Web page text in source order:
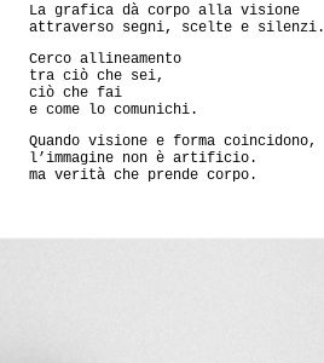
La grafica dà corpo alla visione
attraverso segni, scelte e silenzi.
Cerco allineamento
tra ciò che sei,
ciò che fai
e come lo comunichi.
Quando visione e forma coincidono,
l’immagine non è artificio.
ma verità che prende corpo.